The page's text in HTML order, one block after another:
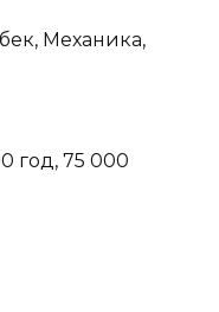
Механика,